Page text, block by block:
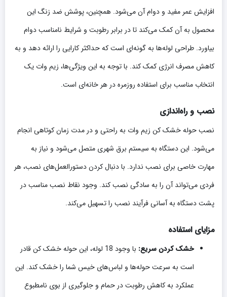
افزایش عمر مفید و دوام آن می‌شود. همچنین، پوشش ضد زنگ این
محصول به آن کمک می‌کند تا در برابر رطوبت و شرایط نامناسب دوام
بیاورد. طراحی لوله‌ها به گونه‌ای است که حداکثر کارایی را ارائه دهد و به
کاهش مصرف انرژی کمک کند. با توجه به این ویژگی‌ها، زیم وات یک
انتخاب مناسب برای استفاده روزمره در هر خانه‌ای است.
نصب و راه‌اندازی
نصب حوله خشک کن زیم وات به راحتی و در مدت زمان کوتاهی انجام
می‌شود. این دستگاه به سیستم برق شهری متصل می‌شود و نیاز به
مهارت خاصی برای نصب ندارد. با دنبال کردن دستورالعمل‌های نصب، هر
فردی می‌تواند آن را به سادگی نصب کند. وجود نقاط نصب مناسب در
پشت دستگاه به آسانی فرآیند نصب را تسهیل می‌کند.
مزایای استفاده
خشک کردن سریع:
با وجود 18 لوله، این حوله خشک کن قادر
است به سرعت حوله‌ها و لباس‌های خیس شما را خشک کند. این
عملکرد به کاهش رطوبت در حمام و جلوگیری از بوی نامطبوع